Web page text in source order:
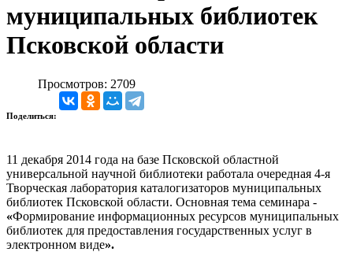
муниципальных библиотек
Псковской области
Просмотров: 2709
Поделиться:
11 декабря 2014 года на базе Псковской областной
универсальной научной библиотеки работала очередная 4-я
Творческая лаборатория каталогизаторов муниципальных
библиотек Псковской области. Основная тема семинара -
«Формирование информационных ресурсов муниципальных
библиотек для предоставления государственных услуг в
электронном виде».